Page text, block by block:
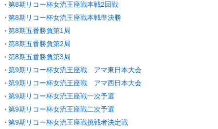
第8期リコー杯女流王座戦本戦2回戦
第8期リコー杯女流王座戦本戦準決勝
第8期五番勝負第1局
第8期五番勝負第2局
第8期五番勝負第3局
第9期リコー杯女流王座戦 アマ東日本大会
第9期リコー杯女流王座戦 アマ西日本大会
第9期リコー杯女流王座戦一次予選
第9期リコー杯女流王座戦二次予選
第9期リコー杯女流王座戦挑戦者決定戦